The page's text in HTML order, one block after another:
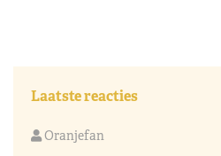
Laatste reacties
Oranjefan